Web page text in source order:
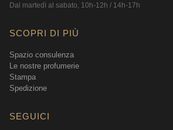
Dal martedì al sabato, 10h-12h / 14h-17h
SCOPRI DI PIÙ
Spazio consulenza
Le nostre profumerie
Stampa
Spedizione
SEGUICI